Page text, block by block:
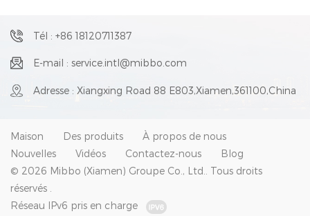
Tél : +86 18120711387
E-mail : service.intl@mibbo.com
Adresse : Xiangxing Road 88 E803,Xiamen,361100,China
Maison Des produits
À propos de nous
Nouvelles
Vidéos Contactez-nous
Blog
© 2026 Mibbo (Xiamen) Groupe Co., Ltd.. Tous droits
réservés .
Réseau IPv6 pris en charge